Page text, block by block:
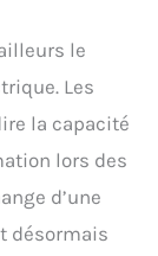
le
Les
la capacité
lors des
d’une
désormais